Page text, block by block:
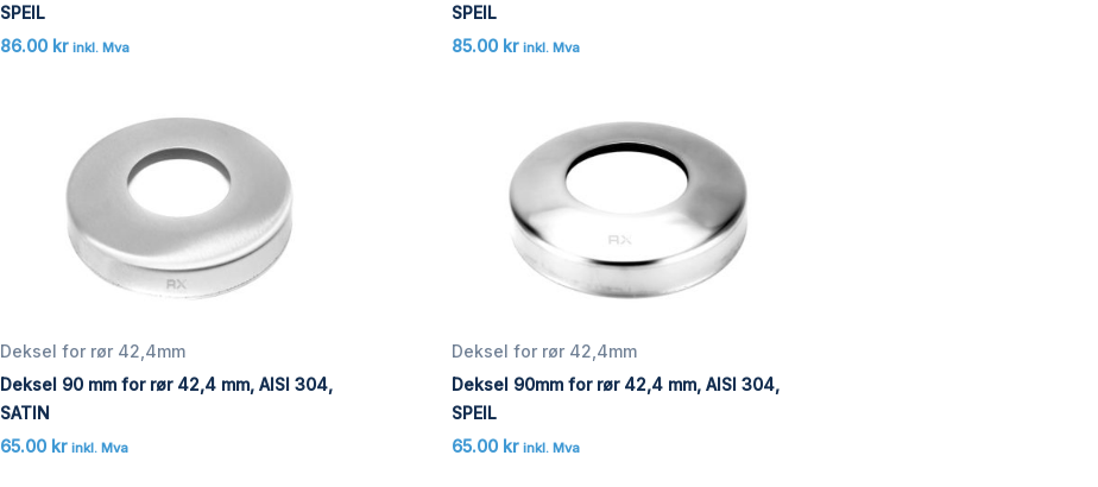
SPEIL
86.00 kr inkl. Mva
SPEIL
85.00 kr inkl. Mva
Deksel for rør 42,4mm
Deksel 90 mm for rør 42,4 mm, AISI 304,
SATIN
65.00 kr inkl. Mva
Deksel for rør 42,4mm
Deksel 90mm for rør 42,4 mm, AISI 304,
SPEIL
65.00 kr inkl. Mva